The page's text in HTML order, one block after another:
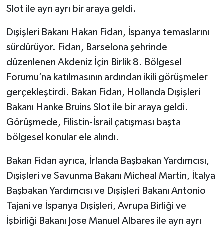
Slot ile ayrı ayrı bir araya geldi.
Dışişleri Bakanı Hakan Fidan, İspanya temaslarını
sürdürüyor. Fidan, Barselona şehrinde
düzenlenen Akdeniz İçin Birlik 8. Bölgesel
Forumu’na katılmasının ardından ikili görüşmeler
gerçekleştirdi. Bakan Fidan, Hollanda Dışişleri
Bakanı Hanke Bruins Slot ile bir araya geldi.
Görüşmede, Filistin-İsrail çatışması başta
bölgesel konular ele alındı.
Bakan Fidan ayrıca, İrlanda Başbakan Yardımcısı,
Dışişleri ve Savunma Bakanı Micheal Martin, İtalya
Başbakan Yardımcısı ve Dışişleri Bakanı Antonio
Tajani ve İspanya Dışişleri, Avrupa Birliği ve
İşbirliği Bakanı Jose Manuel Albares ile ayrı ayrı